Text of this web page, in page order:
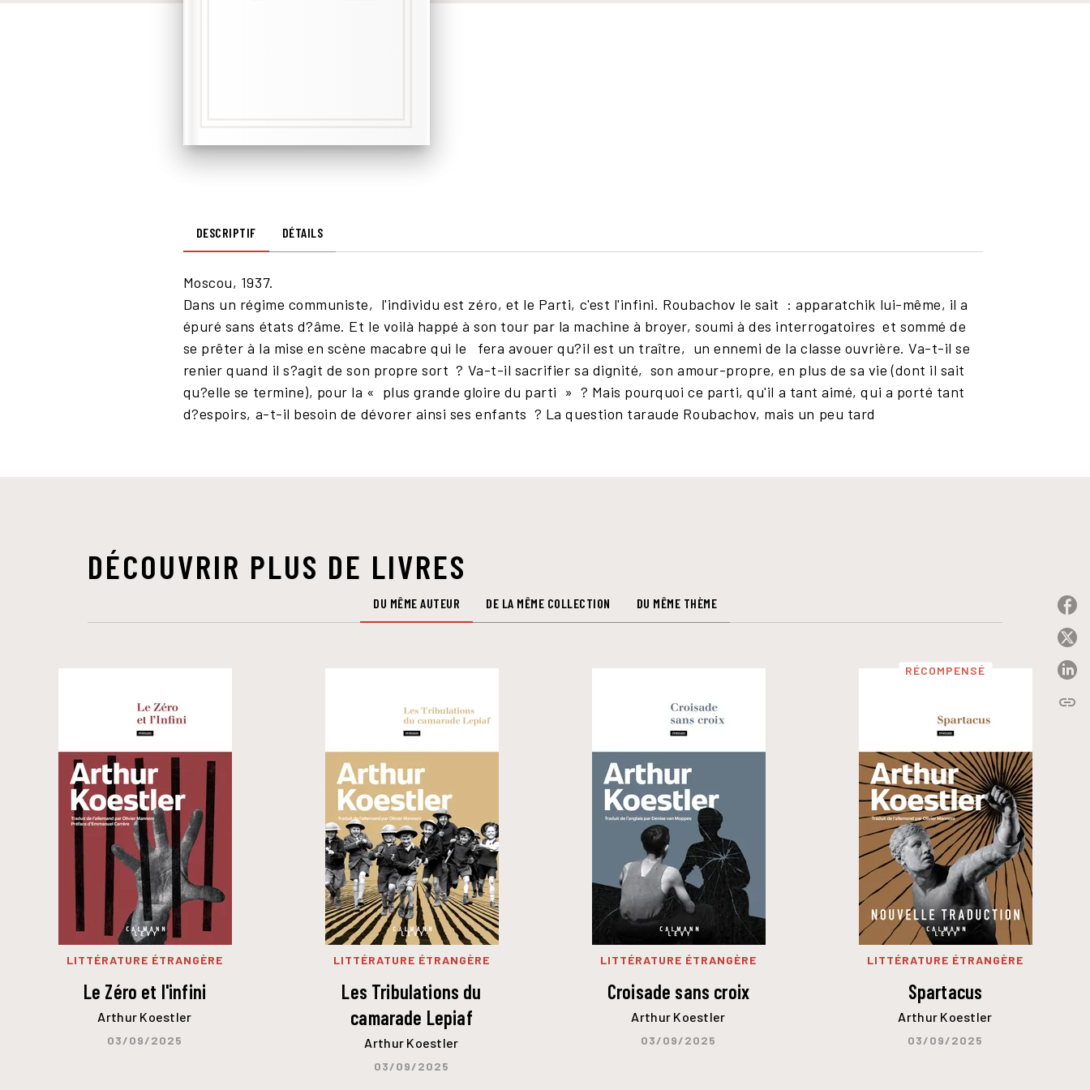
DESCRIPTIF DÉTAILS
Moscou, 1937.
Dans un régime communiste, l'individu est zéro, et le Parti, c'est l'infini. Roubachov le sait : apparatchik lui-même, il a
épuré sans états d?âme. Et le voilà happé à son tour par la machine à broyer, soumi à des interrogatoires et sommé de
se prêter à la mise en scène macabre qui le fera avouer qu?il est un traître, un ennemi de la classe ouvrière. Va-t-il se
renier quand il s?agit de son propre sort ? Va-t-il sacrifier sa dignité, son amour-propre, en plus de sa vie (dont il sait
qu?elle se termine), pour la « plus grande gloire du parti » ? Mais pourquoi ce parti, qu'il a tant aimé, qui a porté tant
d?espoirs, a-t-il besoin de dévorer ainsi ses enfants ? La question taraude Roubachov, mais un peu tard
DÉCOUVRIR PLUS DE LIVRES
DU MÊME AUTEUR DE LA MÊME COLLECTION DU MÊME THÈME
LITTÉRATURE ÉTRANGÈRE
Le Zéro et l'infini
Arthur Koestler
03/09/2025
LITTÉRATURE ÉTRANGÈRE
Les Tribulations du
camarade Lepiaf
Arthur Koestler
03/09/2025
LITTÉRATURE ÉTRANGÈRE
Croisade sans croix
Arthur Koestler
03/09/2025
RÉCOMPENSÉ
LITTÉRATURE ÉTRANGÈRE
Spartacus
Arthur Koestler
03/09/2025
link